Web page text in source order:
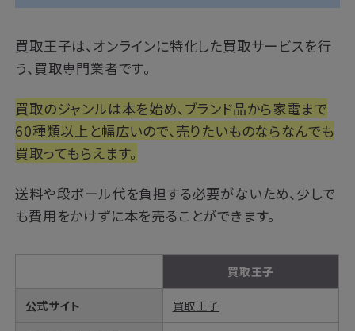
買取王子は、オンラインに特化した買取サービスを行
う、買取専門業者です。
買取のジャンルは本を始め、ブランド品から家電まで
60種類以上と幅広いので、売りたいものならなんでも
買取ってもらえます。
送料や段ボール代を負担する必要がないため、少しで
も費用をかけずに本を売ることができます。
買取王子
公式サイト 買取王子